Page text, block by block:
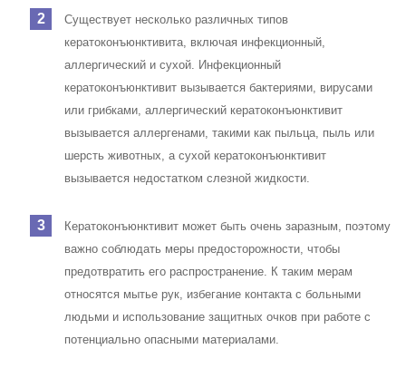
Существует несколько различных типов
кератоконъюнктивита, включая инфекционный,
аллергический и сухой. Инфекционный
кератоконъюнктивит вызывается бактериями, вирусами
или грибками, аллергический кератоконъюнктивит
вызывается аллергенами, такими как пыльца, пыль или
шерсть животных, а сухой кератоконъюнктивит
вызывается недостатком слезной жидкости.
Кератоконъюнктивит может быть очень заразным, поэтому
важно соблюдать меры предосторожности, чтобы
предотвратить его распространение. К таким мерам
относятся мытье рук, избегание контакта с больными
людьми и использование защитных очков при работе с
потенциально опасными материалами.